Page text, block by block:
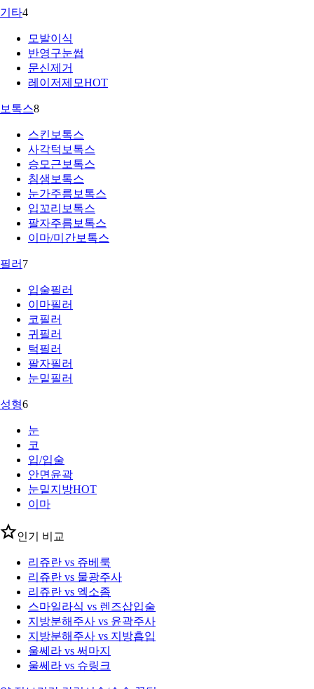
기타4
모발이식
반영구눈썹
문신제거
레이저제모HOT
보톡스8
스킨보톡스
사각턱보톡스
승모근보톡스
침샘보톡스
눈가주름보톡스
입꼬리보톡스
팔자주름보톡스
이마/미간보톡스
필러 7
입술필러
이마필러
코필러
귀필러
턱필러
팔자필러
눈밑필러
성형6
눈
코
입/입술
안면윤곽
눈밑지방HOT
이마
인기 비교
리쥬란 vs 쥬베룩
리쥬란 vs 물광주사
리쥬란 vs 엑소좀
스마일라식 vs 렌즈삽입술
지방분해주사 vs 윤곽주사
지방분해주사 vs 지방흡입
울쎄라 vs 써마지
울쎄라 vs 슈링크